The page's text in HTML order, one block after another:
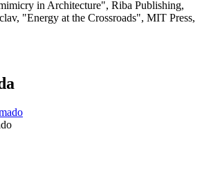
in Architecture", Riba Publishing,
"Energy at the Crossroads", MIT Press,